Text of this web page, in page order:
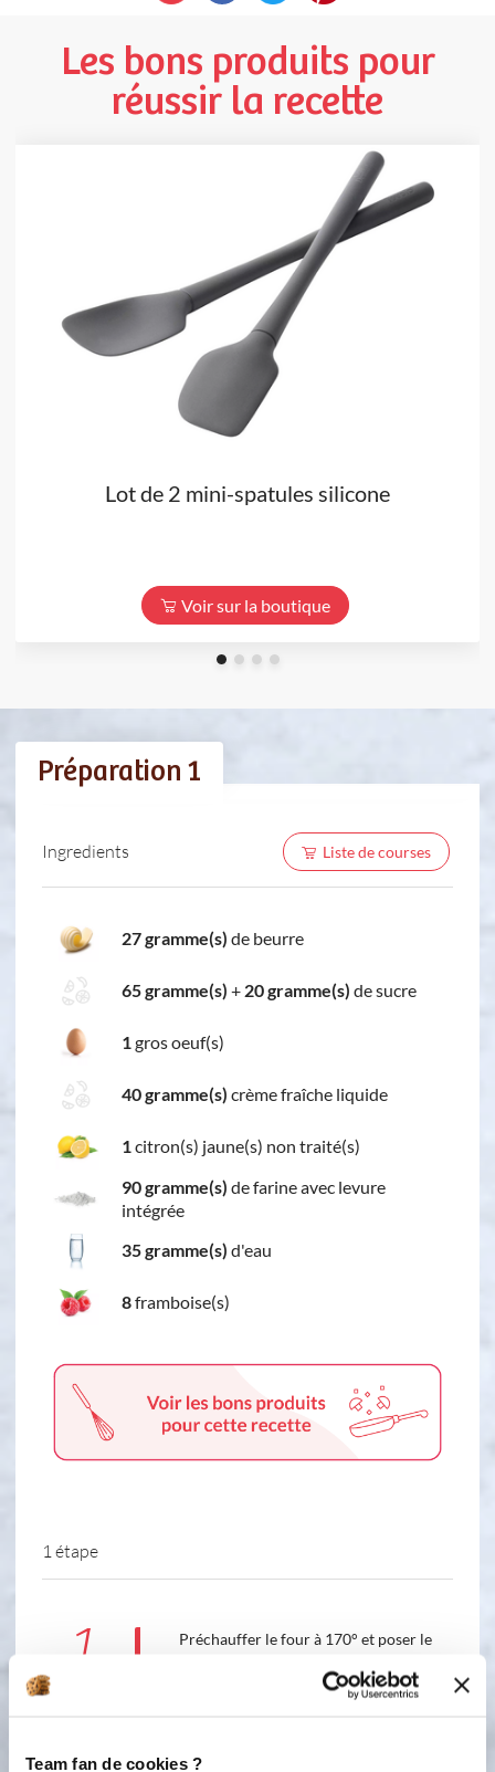
Team fan de cookies ?
Les bons produits pour
réussir la recette
Lot de 2 mini-spatules silicone
Voir sur la boutique
Préparation 1
Ingredients Liste de courses
27 gramme(s) de beurre
65 gramme(s) + 20 gramme(s) de sucre
1gros oeuf(s)
40 gramme(s) crème fraîche liquide
1citron(s) jaune(s) non traité(s)
90 gramme(s) de farine avec levure
intégrée
35 gramme(s) d'eau
8framboise(s)
1 étape
1
Préchauffer le four à 170° et poser le
aluminium perforée. Faire fondre le
sucre. Mélanger. Ajouter l'oeuf (un